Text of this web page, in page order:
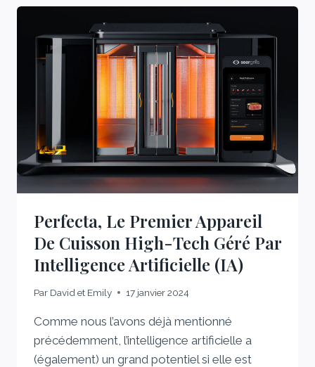
DEVEZ
SAVOIR
SUR
LES
RÉGIMES
BASE
DE
PLANTES
Perfecta, Le Premier Appareil
De Cuisson High-Tech Géré Par
Intelligence Artificielle (IA)
Par David et Emily 17 janvier 2024
Comme nous l’avons déjà mentionné
précédemment, l’intelligence artificielle a
(également) un grand potentiel si elle est